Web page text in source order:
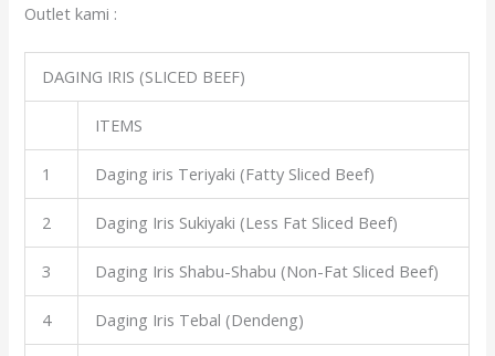
Outlet kami :
DAGING IRIS (SLICED BEEF)
ITEMS
1 Daging iris Teriyaki (Fatty Sliced Beef)
2 Daging Iris Sukiyaki (Less Fat Sliced Beef)
3 Daging Iris Shabu-Shabu (Non-Fat Sliced Beef)
4 Daging Iris Tebal (Dendeng)